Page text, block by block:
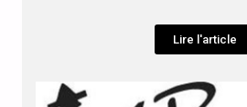
Lire l'article